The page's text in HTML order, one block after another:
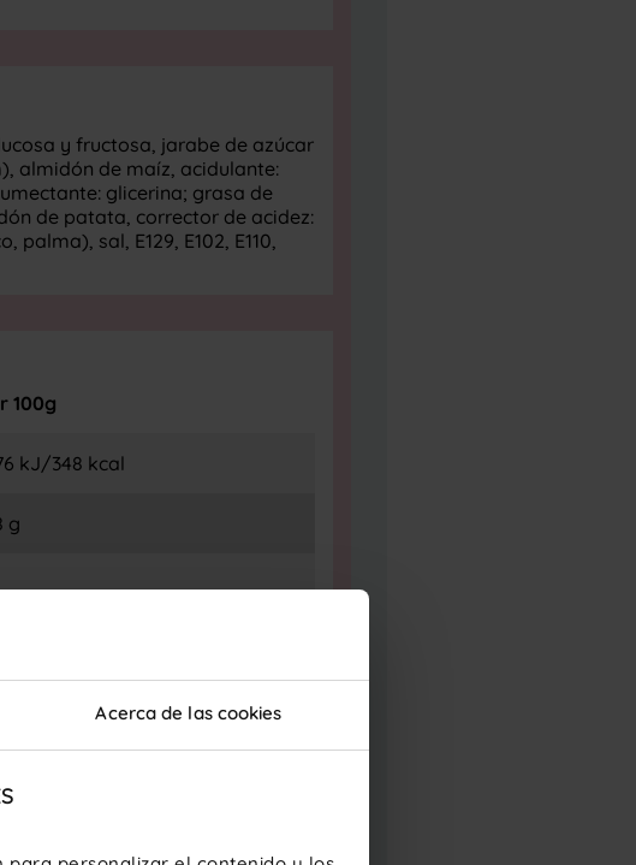
Acerca de las cookies
y fructosa, jarabe de azúcar
), almidón de maíz, acidulante:
glicerina; grasa de
de patata, corrector de acidez:
sal, E129, E102, E110,
100g
kJ/348 kcal
g